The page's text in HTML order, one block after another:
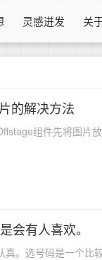
灵感迸发 关
的解决方法
组件先将图片放
会有人喜欢。
。选号码是一个比